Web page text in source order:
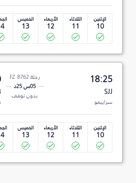
الإثنين
10
الثلاثاء
11
الأربعاء
12
الخميس
13
18:25
SJJ
سراييفو
رحلة FZ 8762
05س 25د
بدون توقف
الإثنين
10
الثلاثاء
11
الأربعاء
12
الخميس
13